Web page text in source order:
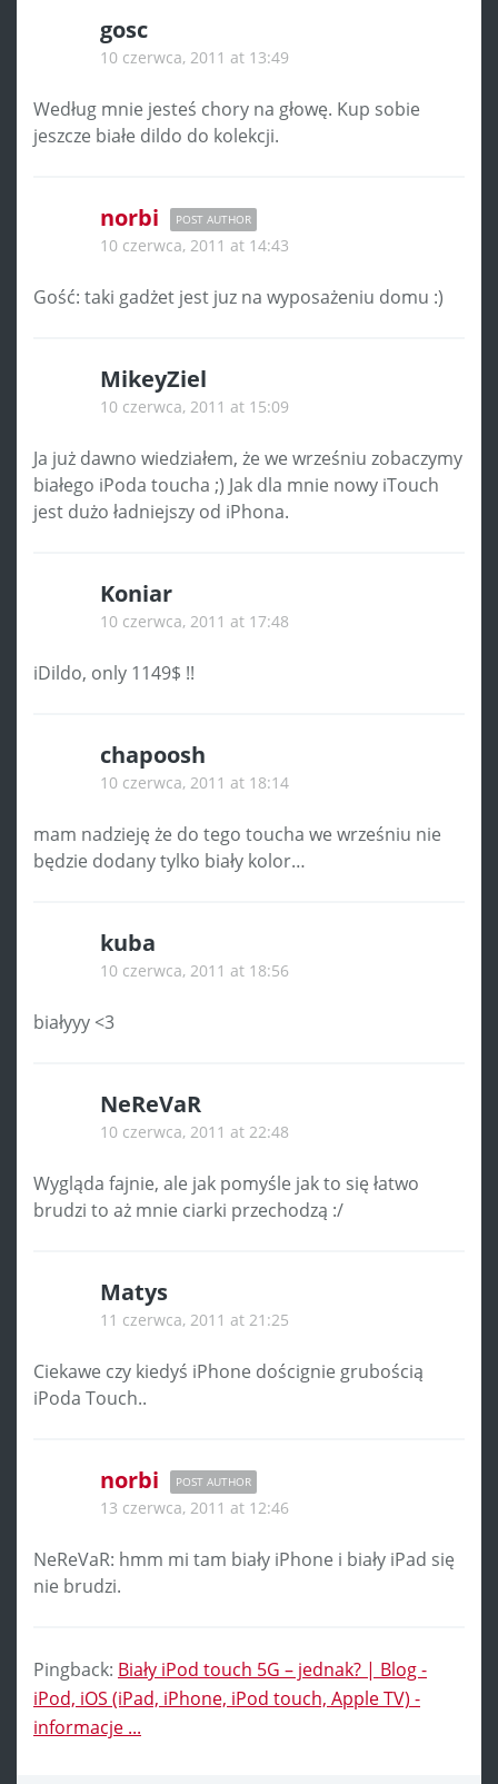
gosc
10 czerwca, 2011 at 13:49
Według mnie jesteś chory na głowę. Kup sobie
jeszcze białe dildo do kolekcji.
norbi POST AUTHOR
10 czerwca, 2011 at 14:43
Gość: taki gadżet jest juz na wyposażeniu domu :)
MikeyZiel
10 czerwca, 2011 at 15:09
Ja już dawno wiedziałem, że we wrześniu zobaczymy
białego iPoda toucha ;) Jak dla mnie nowy iTouch
jest dużo ładniejszy od iPhona.
Koniar
10 czerwca, 2011 at 17:48
iDildo, only 1149$ !!
chapoosh
10 czerwca, 2011 at 18:14
mam nadzieję że do tego toucha we wrześniu nie
będzie dodany tylko biały kolor…
kuba
10 czerwca, 2011 at 18:56
białyyy <3
NeReVaR
10 czerwca, 2011 at 22:48
Wygląda fajnie, ale jak pomyśle jak to się łatwo
brudzi to aż mnie ciarki przechodzą :/
Matys
11 czerwca, 2011 at 21:25
Ciekawe czy kiedyś iPhone doścignie grubością
iPoda Touch..
norbi POST AUTHOR
13 czerwca, 2011 at 12:46
NeReVaR: hmm mi tam biały iPhone i biały iPad się
nie brudzi.
Pingback: Biały iPod touch 5G – jednak? | Blog -
iPod, iOS (iPad, iPhone, iPod touch, Apple TV) -
informacje ...